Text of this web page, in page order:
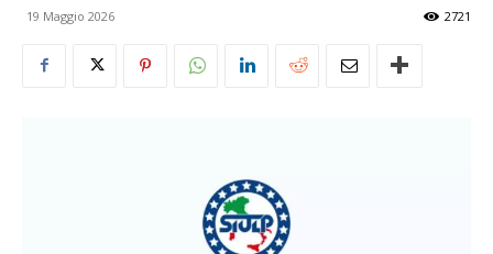
19 Maggio 2026 2721